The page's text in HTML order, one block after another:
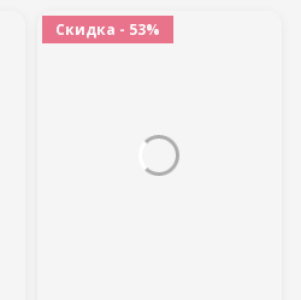
Скидка - 53%